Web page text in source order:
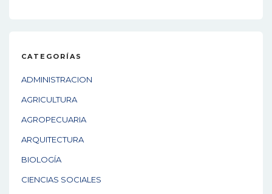
CATEGORÍAS
ADMINISTRACION
AGRICULTURA
AGROPECUARIA
ARQUITECTURA
BIOLOGÍA
CIENCIAS SOCIALES